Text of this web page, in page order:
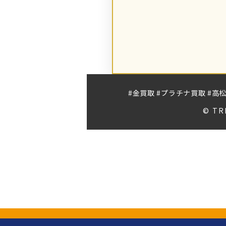
#金買取 #プラチナ買取 #高
©